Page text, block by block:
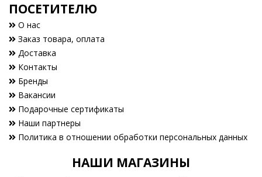
ПОСЕТИТЕЛЮ
О нас
Заказ товара, оплата
Доставка
Контакты
Бренды
Вакансии
Подарочные сертификаты
Наши партнеры
Политика в отношении обработки персональных данных
НАШИ МАГАЗИНЫ